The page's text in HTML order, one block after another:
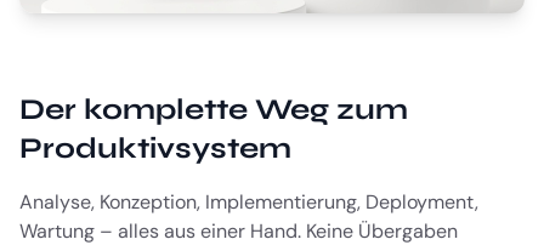
Der komplette Weg zum
Produktivsystem
Analyse, Konzeption, Implementierung, Deployment,
Wartung – alles aus einer Hand. Keine Übergaben